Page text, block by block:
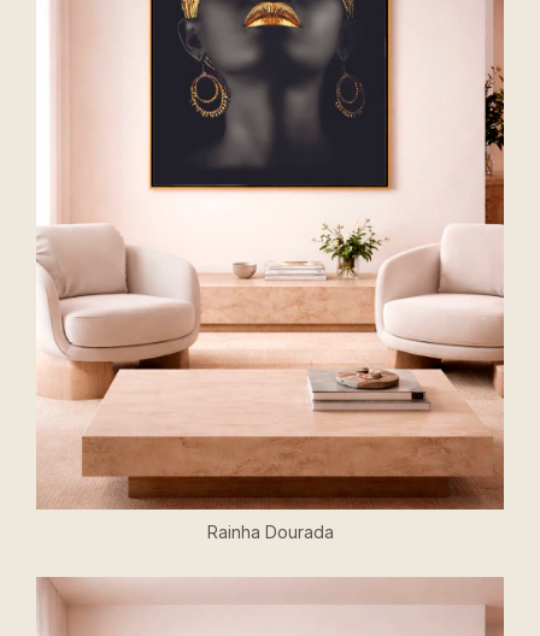
Rainha Dourada